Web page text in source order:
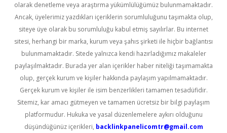
olarak denetleme veya araştırma yükümlülüğümüz bulunmamaktadır.
Ancak, üyelerimiz yazdıkları içeriklerin sorumluluğunu taşımakta olup,
siteye üye olarak bu sorumluluğu kabul etmiş sayılırlar. Bu internet
sitesi, herhangi bir marka, kurum veya şahıs şirketi ile hiçbir bağlantısı
bulunmamaktadır. Sitede yalnızca kendi hazırladığımız makaleler
paylaşılmaktadır. Burada yer alan içerikler haber niteliği taşımamakta
olup, gerçek kurum ve kişiler hakkında paylaşım yapılmamaktadır.
Gerçek kurum ve kişiler ile isim benzerlikleri tamamen tesadüfidir.
Sitemiz, kar amacı gütmeyen ve tamamen ücretsiz bir bilgi paylaşım
platformudur. Hukuka ve yasal düzenlemelere aykırı olduğunu
düşündüğünüz içerikleri, backlinkpanelicomtr@gmail.com